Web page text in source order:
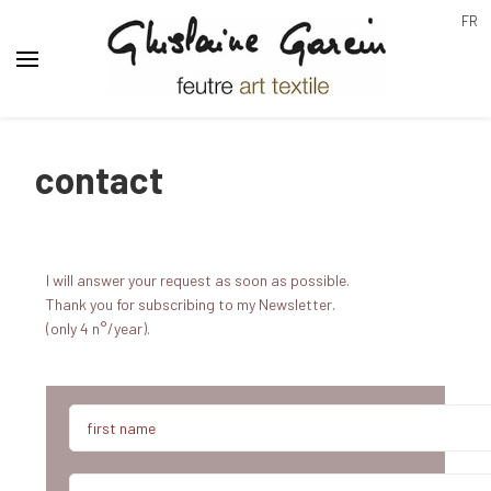
contact
I will answer your request as soon as possible.
Thank you for subscribing to my Newsletter.
(only 4 n°/year).
FR